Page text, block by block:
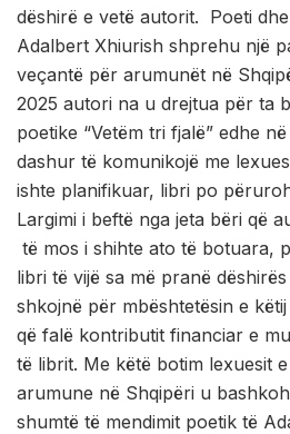
dëshirë e vetë autorit. Poeti
Adalbert Xhiurish shprehu një
veçantë për arumunët në
2025 autori na u drejtua për ta
poetike “Vetëm tri fjalë” edhe
dashur të komunikojë me
ishte planifikuar, libri po
Largimi i beftë nga jeta bëri që
të mos i shihte ato të botuara,
libri të vijë sa më pranë
shkojnë për mbështetësin e
që falë kontributit financiar e
të librit. Me këtë botim lexuesit
arumune në Shqipëri u
shumtë të mendimit poetik të